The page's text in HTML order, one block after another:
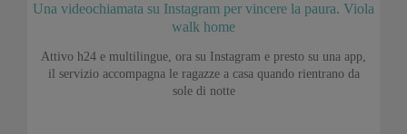
Una videochiamata su Instagram per vincere la paura. Viola
walk home
Attivo h24 e multilingue, ora su Instagram e presto su una app,
il servizio accompagna le ragazze a casa quando rientrano da
sole di notte